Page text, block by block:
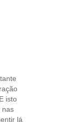
isto
nas
lá